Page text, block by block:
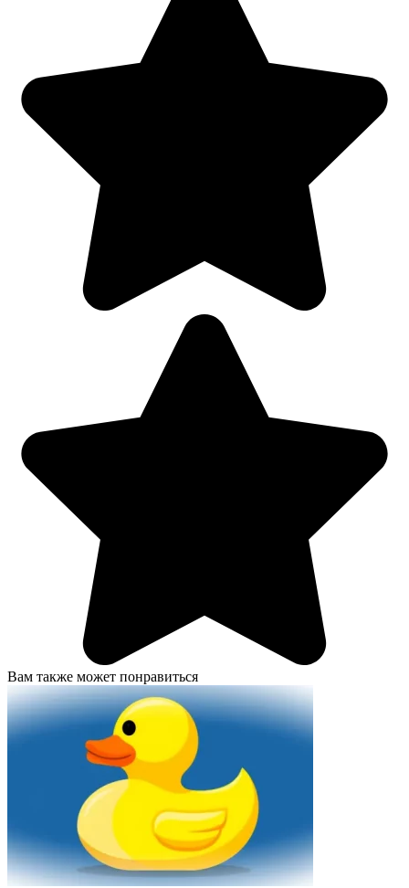
Вам также может понравиться